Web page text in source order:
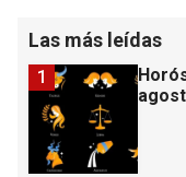
Las más leídas
1